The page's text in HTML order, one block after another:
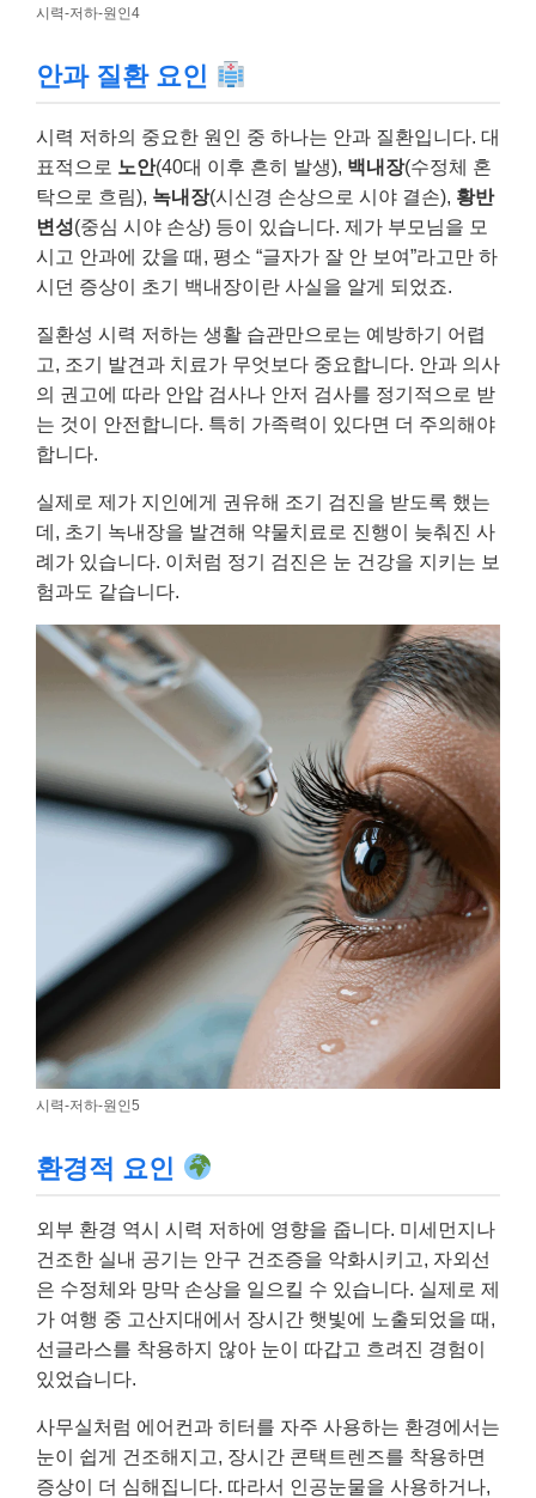
시력-저하-원인4
안과 질환 요인
시력 저하의 중요한 원인 중 하나는 안과 질환입니다. 대
표적으로 노안(40대 이후 흔히 발생), 백내장(수정체 혼
탁으로 흐림), 녹내장(시신경 손상으로 시야 결손), 황반
변성(중심 시야 손상) 등이 있습니다. 제가 부모님을 모
시고 안과에 갔을 때, 평소 “글자가 잘 안 보여”라고만 하
시던 증상이 초기 백내장이란 사실을 알게 되었죠.
질환성 시력 저하는 생활 습관만으로는 예방하기 어렵
고, 조기 발견과 치료가 무엇보다 중요합니다. 안과 의사
의 권고에 따라 안압 검사나 안저 검사를 정기적으로 받
는 것이 안전합니다. 특히 가족력이 있다면 더 주의해야
합니다.
실제로 제가 지인에게 권유해 조기 검진을 받도록 했는
데, 초기 녹내장을 발견해 약물치료로 진행이 늦춰진 사
례가 있습니다. 이처럼 정기 검진은 눈 건강을 지키는 보
험과도 같습니다.
시력-저하-원인5
환경적 요인
외부 환경 역시 시력 저하에 영향을 줍니다. 미세먼지나
건조한 실내 공기는 안구 건조증을 악화시키고, 자외선
은 수정체와 망막 손상을 일으킬 수 있습니다. 실제로 제
가 여행 중 고산지대에서 장시간 햇빛에 노출되었을 때,
선글라스를 착용하지 않아 눈이 따갑고 흐려진 경험이
있었습니다.
사무실처럼 에어컨과 히터를 자주 사용하는 환경에서는
눈이 쉽게 건조해지고, 장시간 콘택트렌즈를 착용하면
증상이 더 심해집니다. 따라서 인공눈물을 사용하거나,